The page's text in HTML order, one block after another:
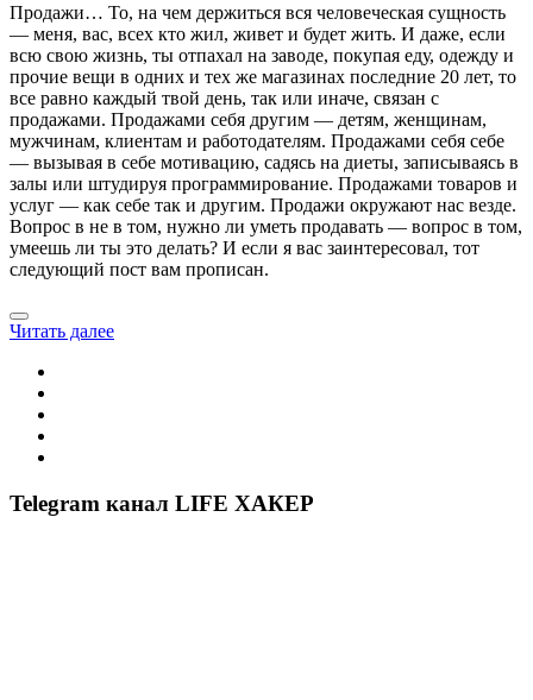
Продажи… То, на чем держиться вся человеческая сущность
— меня, вас, всех кто жил, живет и будет жить. И даже, если
всю свою жизнь, ты отпахал на заводе, покупая еду, одежду и
прочие вещи в одних и тех же магазинах последние 20 лет, то
все равно каждый твой день, так или иначе, связан с
продажами. Продажами себя другим — детям, женщинам,
мужчинам, клиентам и работодателям. Продажами себя себе
— вызывая в себе мотивацию, садясь на диеты, записываясь в
залы или штудируя программирование. Продажами товаров и
услуг — как себе так и другим. Продажи окружают нас везде.
Вопрос в не в том, нужно ли уметь продавать — вопрос в том,
умеешь ли ты это делать? И если я вас заинтересовал, тот
следующий пост вам прописан.
Читать далее
Telegram канал LIFE ХАКЕР